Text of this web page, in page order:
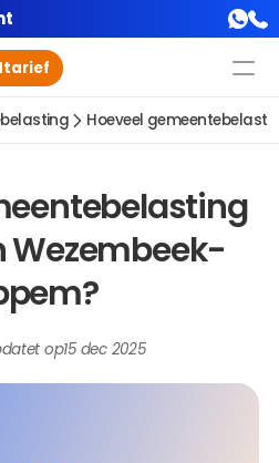
Hoeveel
Wezembeek-
op15 dec 2025